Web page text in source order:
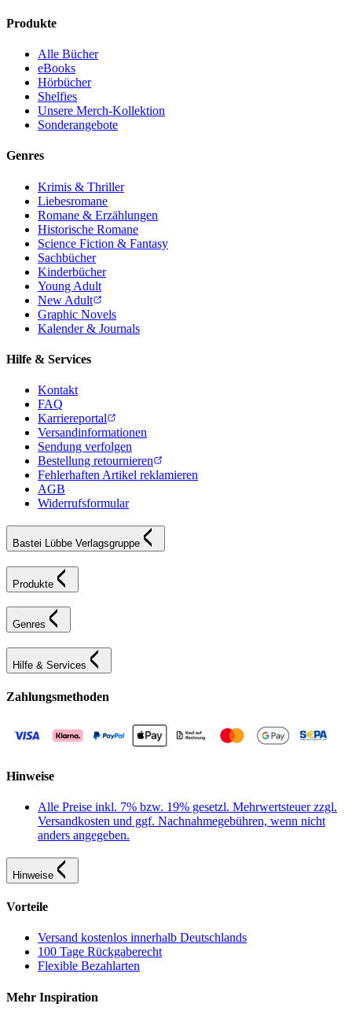
Produkte
Alle Bücher
eBooks
Hörbücher
Shelfies
Unsere Merch-Kollektion
Sonderangebote
Genres
Krimis & Thriller
Liebesromane
Romane & Erzählungen
Historische Romane
Science Fiction & Fantasy
Sachbücher
Kinderbücher
Young Adult
New Adult
Graphic Novels
Kalender & Journals
Hilfe & Services
Kontakt
FAQ
Karriereportal
Versandinformationen
Sendung verfolgen
Bestellung retournieren
Fehlerhaften Artikel reklamieren
AGB
Widerrufsformular
Bastei Lübbe Verlagsgruppe
Produkte
Genres
Hilfe & Services
Zahlungsmethoden
Hinweise
Alle Preise inkl. 7% bzw. 19% gesetzl. Mehrwertsteuer zzgl.
Versandkosten und ggf. Nachnahmegebühren, wenn nicht
anders angegeben.
Hinweise
Vorteile
Versand kostenlos innerhalb Deutschlands
100 Tage Rückgaberecht
Flexible Bezahlarten
Mehr Inspiration